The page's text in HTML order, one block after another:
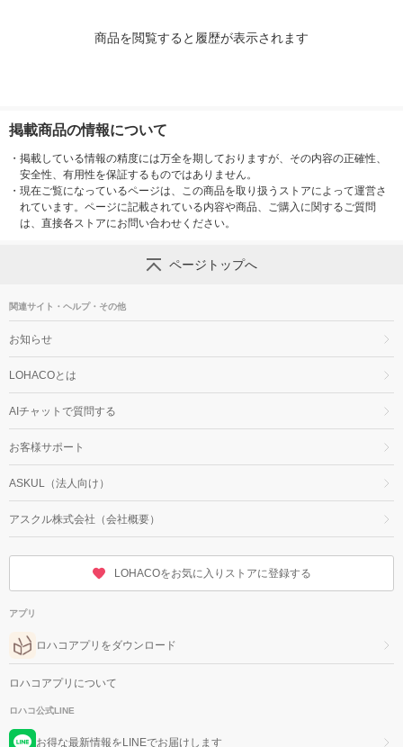
商品を閲覧すると履歴が表示されます
掲載商品の情報について
・ 掲載している情報の精度には万全を期しておりますが、その内容の正確性、
安全性、有用性を保証するものではありません。
・ 現在ご覧になっているページは、この商品を取り扱うストアによって運営さ
れています。ページに記載されている内容や商品、ご購入に関するご質問
は、直接各ストアにお問い合わせください。
ページトップへ
関連サイト・ヘルプ・その他
お知らせ
LOHACOとは
AIチャットで質問する
お客様サポート
ASKUL（法人向け）
アスクル株式会社（会社概要）
LOHACOをお気に入りストアに登録する
アプリ
ロハコアプリをダウンロード
ロハコアプリについて
ロハコ公式LINE
お得な最新情報をLINEでお届けします